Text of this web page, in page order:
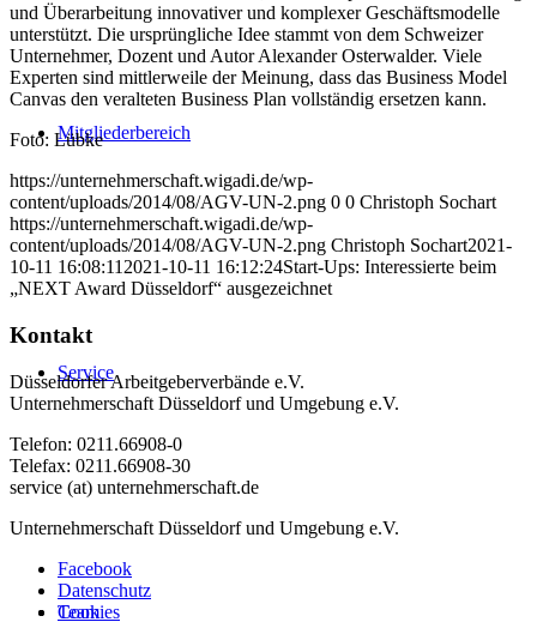
Mitgliederbereich
Service
Team
und Überarbeitung innovativer und komplexer Geschäftsmodelle
unterstützt. Die ursprüngliche Idee stammt von dem Schweizer
Unternehmer, Dozent und Autor Alexander Osterwalder. Viele
Experten sind mittlerweile der Meinung, dass das Business Model
Canvas den veralteten Business Plan vollständig ersetzen kann.
Foto: Lübke
https://unternehmerschaft.wigadi.de/wp-
content/uploads/2014/08/AGV-UN-2.png 0 0 Christoph Sochart
https://unternehmerschaft.wigadi.de/wp-
content/uploads/2014/08/AGV-UN-2.png Christoph Sochart2021-
10-11 16:08:11 2021-10-11 16:12:24Start-Ups: Interessierte beim
„NEXT Award Düsseldorf“ ausgezeichnet
Kontakt
Düsseldorfer Arbeitgeberverbände e.V.
Unternehmerschaft Düsseldorf und Umgebung e.V.
Telefon: 0211.66908-0
Telefax: 0211.66908-30
service (at) unternehmerschaft.de
Unternehmerschaft Düsseldorf und Umgebung e.V.
Facebook
Datenschutz
Cookies